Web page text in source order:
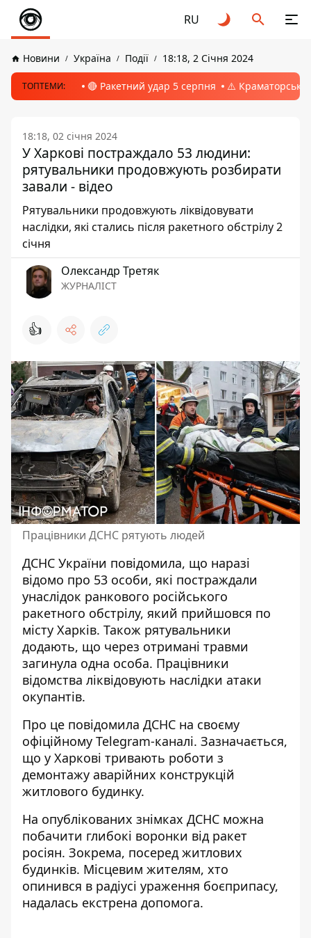
RU
Новини Україна Події 18:18, 2 Січня 2024
ТОПТЕМИ: 🔴 Ракетний удар 5 серпня ⚠️ Краматорськ,
18:18, 02 січня 2024
У Харкові постраждало 53 людини:
рятувальники продовжують розбирати
завали - відео
Рятувальники продовжують ліквідовувати
наслідки, які стались після ракетного обстрілу 2
січня
Олександр Третяк
ЖУРНАЛІСТ
👍
Працівники ДСНС рятують людей
ДСНС України повідомила, що наразі
відомо про 53 особи, які постраждали
унаслідок ранкового російського
ракетного обстрілу, який прийшовся по
місту Харків. Також рятувальники
додають, що через отримані травми
загинула одна особа. Працівники
відомства ліквідовують наслідки атаки
окупантів.
Про це повідомила ДСНС на своєму
офіційному Telegram-каналі. Зазначається,
що у Харкові тривають роботи з
демонтажу аварійних конструкцій
житлового будинку.
На опублікованих знімках ДСНС можна
побачити глибокі воронки від ракет
росіян. Зокрема, посеред житлових
будинків. Місцевим жителям, хто
опинився в радіусі ураження боєприпасу,
надалась екстрена допомога.